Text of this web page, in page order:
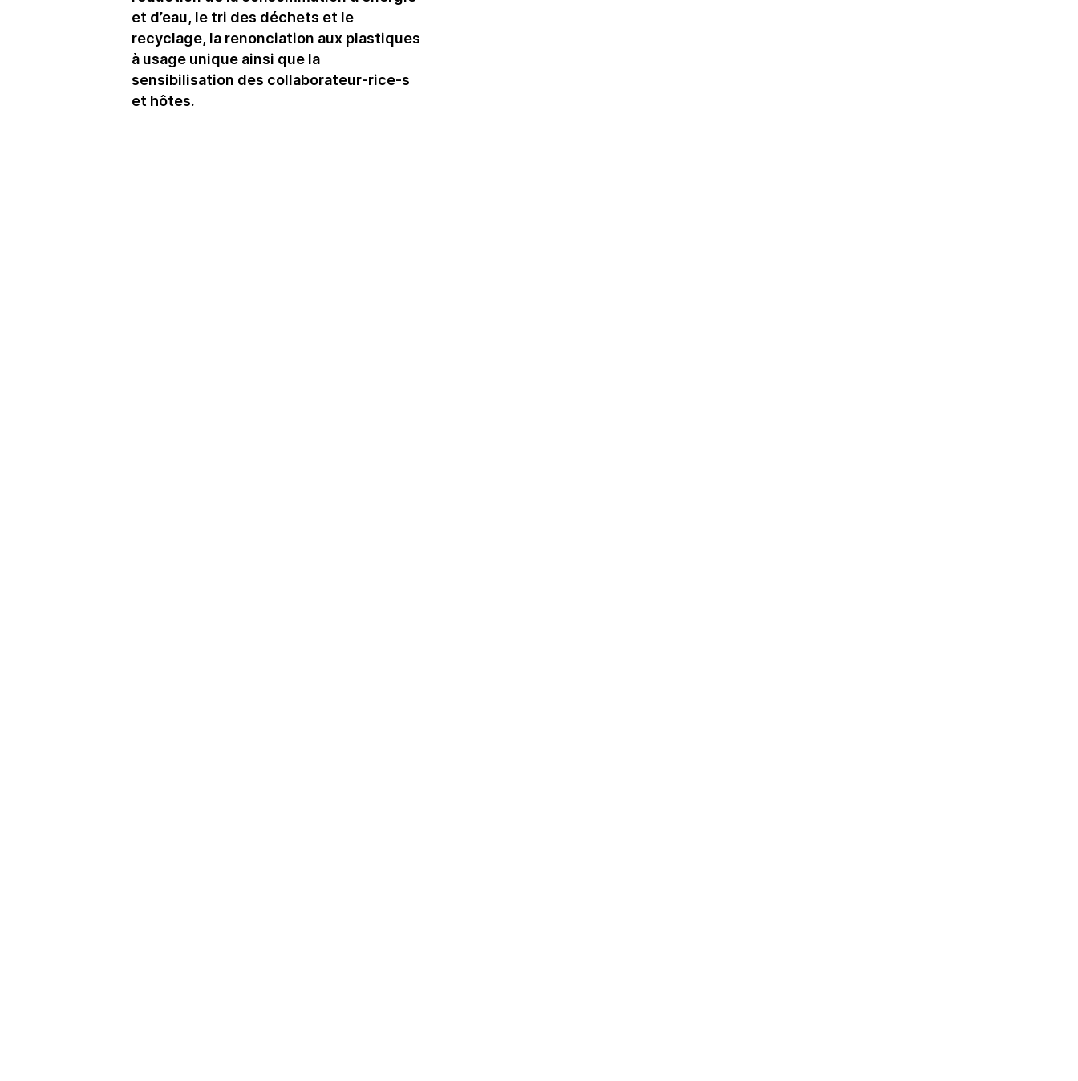
et d’eau, le tri des déchets et le
recyclage, la renonciation aux plastiques
à usage unique ainsi que la
sensibilisation des collaborateur-rice-s
et hôtes.